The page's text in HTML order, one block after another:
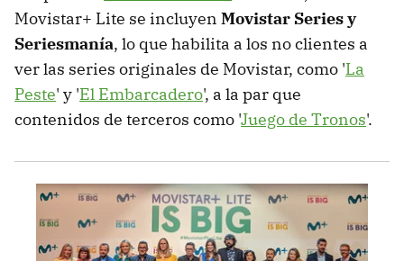
Movistar+ Lite se incluyen Movistar Series y
Seriesmanía, lo que habilita a los no clientes a
ver las series originales de Movistar, como 'La
Peste' y 'El Embarcadero', a la par que
contenidos de terceros como 'Juego de Tronos'.